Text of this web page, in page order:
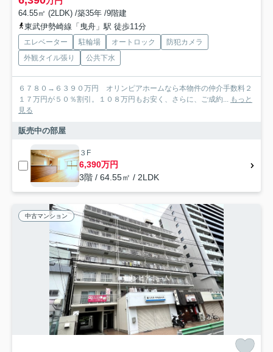
64.55㎡ (2LDK) /築35年 /9階建
東武伊勢崎線「曳舟」駅 徒歩11分
エレベーター 駐輪場 オートロック
防犯カメラ
外観タイル張り
公共下水
６７８０→６３９０万円 オリンピアホームなら本物件の仲介手数料２
１７万円が５０％割引。１０８万円もお安く、さらに、ご成約... もっと
見る
販売中の部屋
３F
6,390万円
3階 / 64.55㎡ / 2LDK
中古マンション